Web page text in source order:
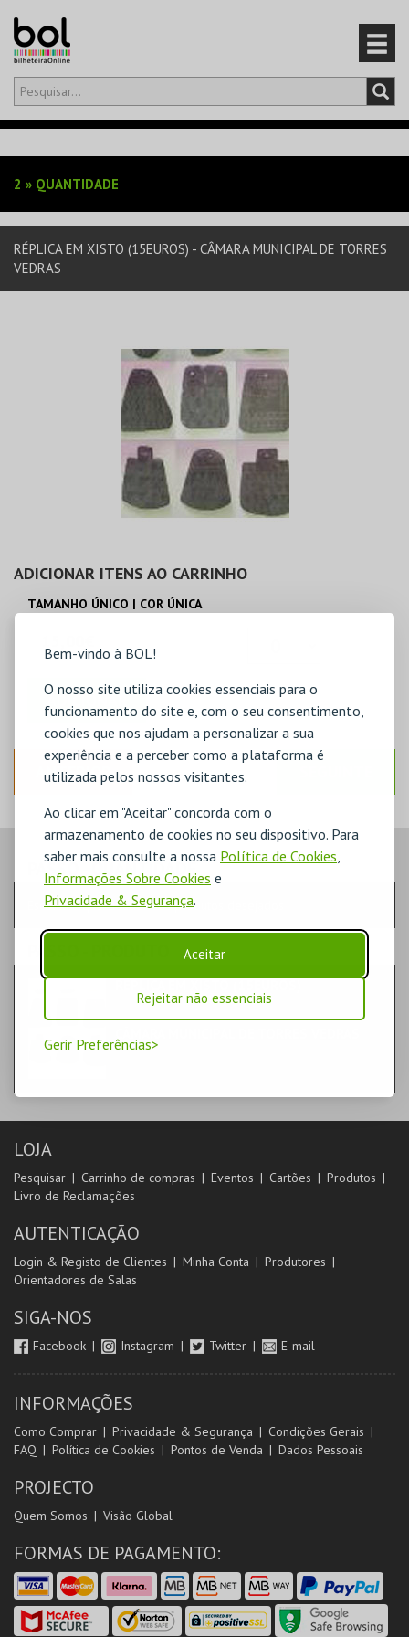
Bem-vindo à BOL!
O nosso site utiliza cookies essenciais para o
funcionamento do site e, com o seu consentimento,
cookies que nos ajudam a personalizar a sua
experiência e a perceber como a plataforma é
utilizada pelos nossos visitantes.
Ao clicar em "Aceitar" concorda com o
armazenamento de cookies no seu dispositivo. Para
saber mais consulte a nossa Política de Cookies
Informações Sobre Cookies e
Privacidade & Segurança.
Aceitar
Rejeitar não essenciais
Gerir Preferências
Olá,iniciar sessão
EVENTOS
CARTÕES
2 » QUANTIDADE
RÉPLICA EM XISTO (15EUROS) - CÂMARA MUNICIPAL DE TORRES
VEDRAS
ADICIONAR ITENS AO CARRINHO
TAMANHO ÚNICO | COR ÚNICA
ADICIONAR
ANTERIOR
PASSO- QUANTIDADE
Escolha a quantidade e os produtos desejados
MERCHANDISING
LOJA
Pesquisar Carrinho de compras Eventos Cartões
Produtos
Livro de Reclamações
AUTENTICAÇÃO
Login & Registo de Clientes Minha Conta
Produtores
Orientadores de Salas
SIGA-NOS
Facebook Instagram Twitter E-mail
INFORMAÇÕES
Como Comprar Privacidade & Segurança
Condições Gerais
FAQ
Política de Cookies Pontos de Venda Dados Pessoais
PROJECTO
Quem Somos Visão Global
FORMAS DE PAGAMENTO: